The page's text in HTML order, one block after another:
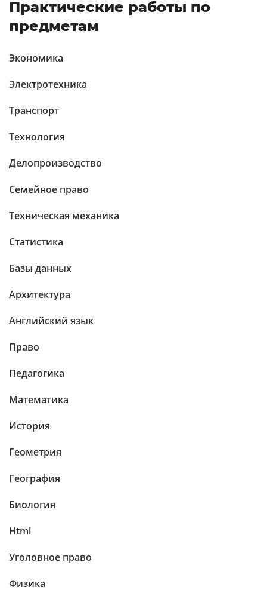
Практические работы по
предметам
Экономика
Электротехника
Транспорт
Технология
Делопроизводство
Семейное право
Техническая механика
Статистика
Базы данных
Архитектура
Английский язык
Право
Педагогика
Математика
История
Геометрия
География
Биология
Html
Уголовное право
Физика